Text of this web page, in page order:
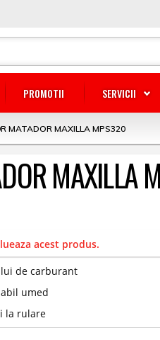
PROMOTII SERVICII
MATADOR MAXILLA MPS320
MAXILLA
acest produs.